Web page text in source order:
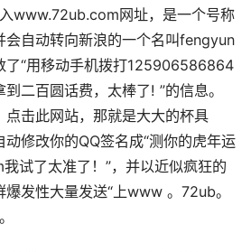
www.72ub.com网址，是一个号称
会自动转向新浪的一个名叫fengyun
了“用移动手机拨打125906586864
二百圆话费，太棒了! ”的信息。
击此网站，那就是大大的杯具
修改你的QQ签名成“测你的虎年运
试了太准了！”，并以近似疯狂的
发性大量发送“上www 。72ub。